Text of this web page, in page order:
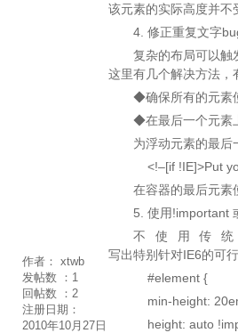
作者： xtwb
发帖数 ： 1
回帖数 ： 2
注册日期：
2010年10月27日
该元素的实际高度并
4. 修正重复文字
复杂的布局可以触
这里有几个解决方法，
◆确保所有的元素
◆在最后一个元素
为浮动元素的最后
<!–[if !IE]>Put
在容器的最后元素
5. 使用!important
不使用传
写出特别针对IE6的可
#element {
min-height:
height: auto